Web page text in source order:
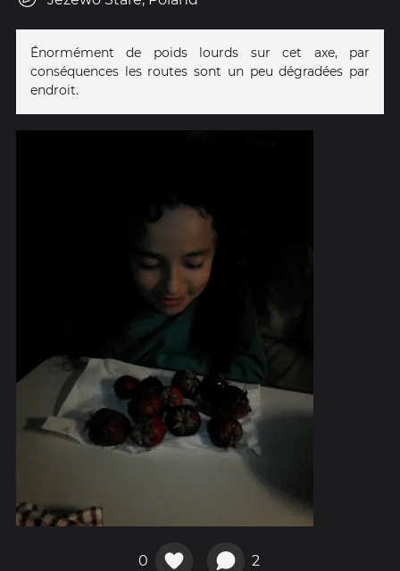
Énormément de poids lourds sur cet axe, par
conséquences les routes sont un peu dégradées par
endroit.
0 2